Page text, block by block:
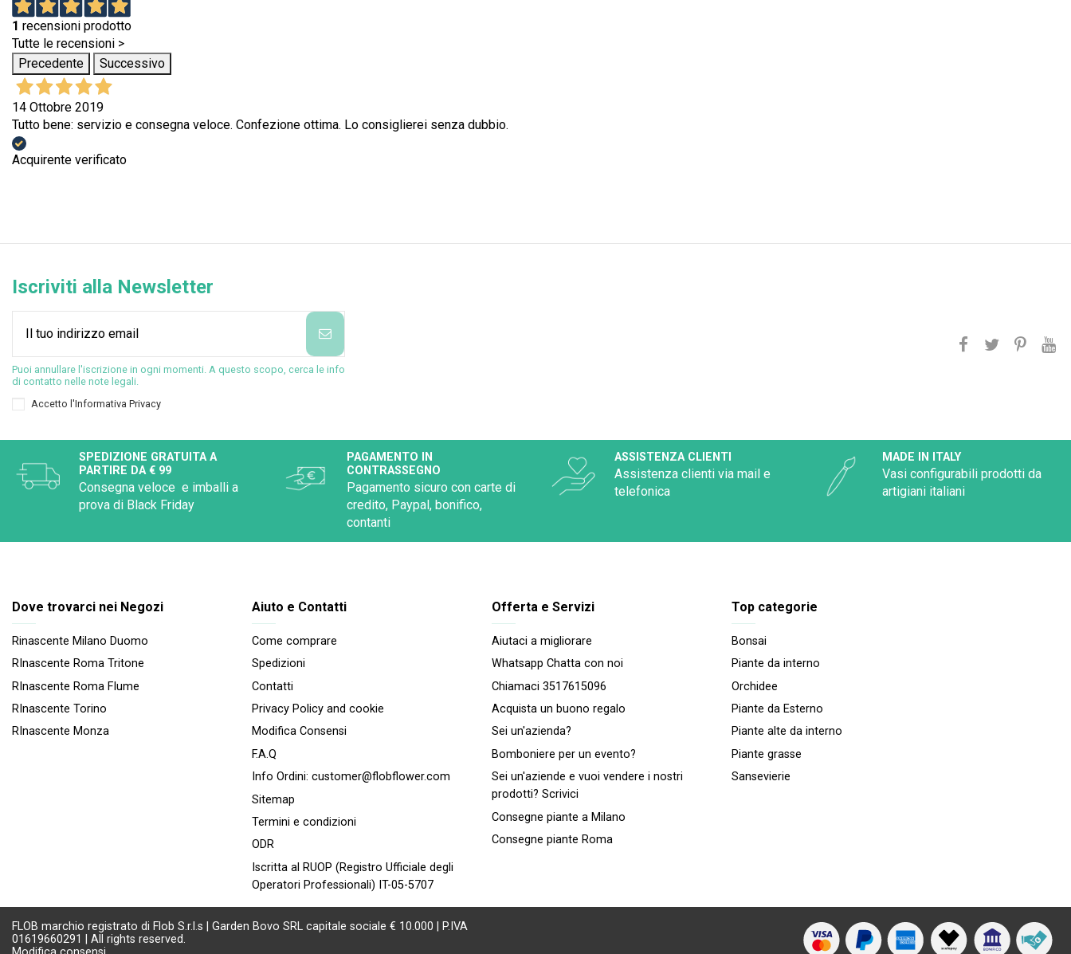
1 recensioni prodotto
Tutte le recensioni >
Precedente
Successivo
14 Ottobre 2019
Tutto bene: servizio e consegna veloce. Confezione ottima. Lo consiglierei senza dubbio.
Acquirente verificato
Iscriviti alla Newsletter
Puoi annullare l'iscrizione in ogni momenti. A questo scopo, cerca le info
di contatto nelle note legali.
Accetto l'Informativa Privacy
SPEDIZIONE GRATUITA A
PARTIRE DA € 99
Consegna veloce e imballi a
prova di Black Friday
PAGAMENTO IN
CONTRASSEGNO
Pagamento sicuro con carte di
credito, Paypal, bonifico,
contanti
ASSISTENZA CLIENTI
Assistenza clienti via mail e
telefonica
MADE IN ITALY
Vasi configurabili prodotti da
artigiani italiani
Dove trovarci nei Negozi
Rinascente Milano Duomo
RInascente Roma Tritone
RInascente Roma FIume
RInascente Torino
RInascente Monza
Aiuto e Contatti
Come comprare
Spedizioni
Contatti
Privacy Policy and cookie
Modifica Consensi
F.A.Q
Info Ordini: customer@flobflower.com
Sitemap
Termini e condizioni
ODR
Iscritta al RUOP (Registro Ufficiale degli
Operatori Professionali) IT-05-5707
Offerta e Servizi
Aiutaci a migliorare
Whatsapp Chatta con noi
Chiamaci 3517615096
Acquista un buono regalo
Sei un'azienda?
Bomboniere per un evento?
Sei un'aziende e vuoi vendere i nostri
prodotti? Scrivici
Consegne piante a Milano
Consegne piante Roma
Top categorie
Bonsai
Piante da interno
Orchidee
Piante da Esterno
Piante alte da interno
Piante grasse
Sansevierie
FLOB marchio registrato di Flob S.r.l.s | Garden Bovo SRL capitale sociale € 10.000 | P.IVA
01619660291 | All rights reserved.